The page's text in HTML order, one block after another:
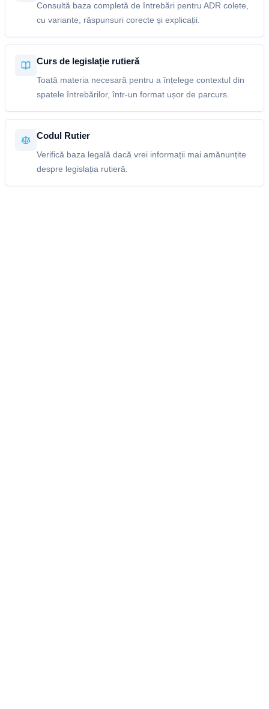
Consultă baza completă de întrebări pentru ADR colete,
cu variante, răspunsuri corecte și explicații.
Curs de legislație rutieră
Toată materia necesară pentru a înțelege contextul din
spatele întrebărilor, într-un format ușor de parcurs.
Codul Rutier
Verifică baza legală dacă vrei informații mai amănunțite
despre legislația rutieră.